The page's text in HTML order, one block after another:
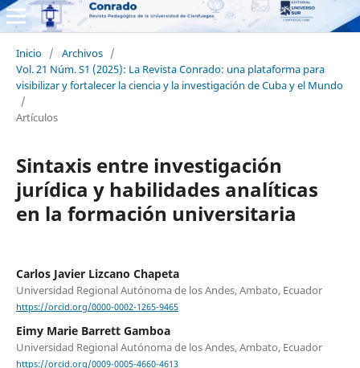
Inicio / Archivos /
Vol. 21 Núm. S1 (2025): La Revista Conrado: una plataforma para
visibilizar y fortalecer la ciencia y la investigación de Cuba y el Mundo
/
Artículos
Sintaxis entre investigación
jurídica y habilidades analíticas
en la formación universitaria
Carlos Javier Lizcano Chapeta
Universidad Regional Autónoma de los Andes, Ambato, Ecuador
https://orcid.org/0000-0002-1265-9465
Eimy Marie Barrett Gamboa
Universidad Regional Autónoma de los Andes, Ambato, Ecuador
https://orcid.org/0009-0005-4660-4613